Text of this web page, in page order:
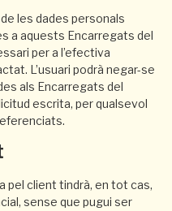
les dades personals
a aquests Encarregats del
per a l’efectiva
L’usuari podrà negar-se
als Encarregats del
escrita, per qualsevol
pel client tindrà, en tot cas,
sense que pugui ser